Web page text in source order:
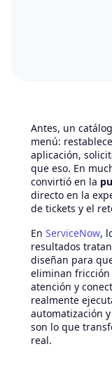
Antes, un
menú:
aplicación,
que eso. En
convirtió en la
directo en la
de tickets y el
En ServiceNow,
resultados
diseñan para
eliminan
atención y
realmente
automatización
son lo que
real.